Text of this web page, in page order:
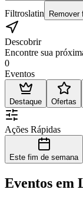
Filtroslatin Remover
Descobrir
Encontre sua
0
Eventos
Destaque Ofertas
Ações Rápidas
Este fim de semana
Eventos em